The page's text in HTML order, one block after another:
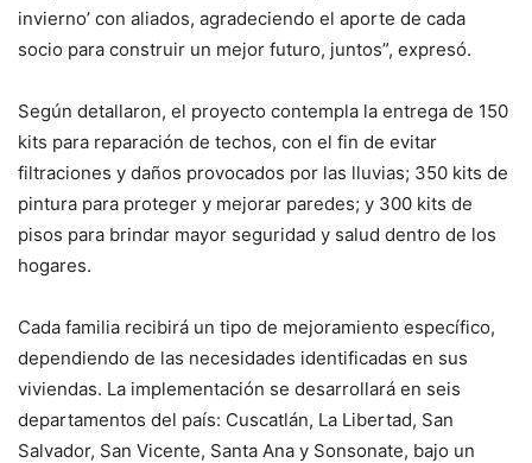
invierno’ con aliados, agradeciendo el aporte de cada
socio para construir un mejor futuro, juntos”, expresó.
Según detallaron, el proyecto contempla la entrega de 150
kits para reparación de techos, con el fin de evitar
filtraciones y daños provocados por las lluvias; 350 kits de
pintura para proteger y mejorar paredes; y 300 kits de
pisos para brindar mayor seguridad y salud dentro de los
hogares.
Cada familia recibirá un tipo de mejoramiento específico,
dependiendo de las necesidades identificadas en sus
viviendas. La implementación se desarrollará en seis
departamentos del país: Cuscatlán, La Libertad, San
Salvador, San Vicente, Santa Ana y Sonsonate, bajo un